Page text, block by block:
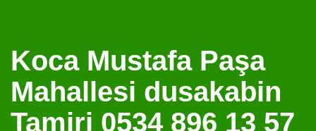
Koca Mustafa Paşa
Mahallesi dusakabin
Tamiri 0534 896 13 57